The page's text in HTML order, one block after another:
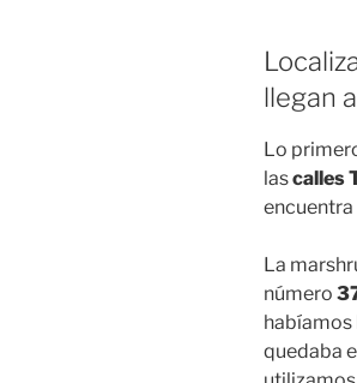
llegan
Lo
lascalles
encuentra
La
número
habíamos
quedaba